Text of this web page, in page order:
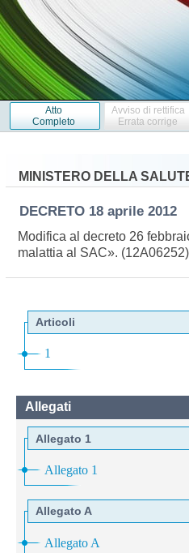
Atto
Completo
Avviso di rettifica
Errata corrige
MINISTERO DELLA
DECRETO 18 aprile 2012
Modifica al decreto 26
malattia al SAC». (12A06252)